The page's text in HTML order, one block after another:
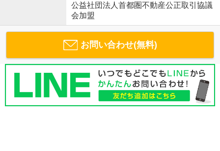
公益社団法人首都圏不動産公正取引協議
会加盟
お問い合わせ(無料)